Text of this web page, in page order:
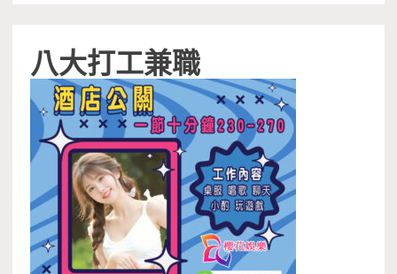
八大打工兼職